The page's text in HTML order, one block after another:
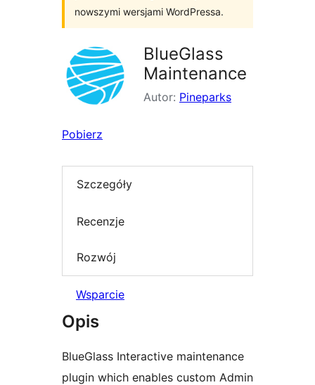
nowszymi wersjami WordPressa.
BlueGlass
Maintenance
Autor: Pineparks
Pobierz
Szczegóły
Recenzje
Rozwój
Wsparcie
Opis
BlueGlass Interactive maintenance
plugin which enables custom Admin